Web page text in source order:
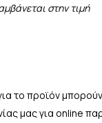
στην τιμή
το προϊόν
μας για online